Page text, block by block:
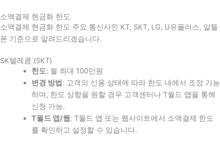
소액결제 현금화 한도
소액결제 현금화 한도 주요 통신사인 KT, SKT, LG, U유플러스, 알뜰
폰 기준으로 알려드리겠습니다.
SK텔레콤 (SKT)
한도: 월 최대 100만원
변경 방법 : 고객의 신용 상태에 따라 한도 내에서 조정 가능
하며, 한도 상향을 원할 경우 고객센터나 T월드 앱을 통해
신청 가능.
T월드 앱/웹 : T월드 앱 또는 웹사이트에서 소액결제 한도
를 확인하고 설정할 수 있습니다.